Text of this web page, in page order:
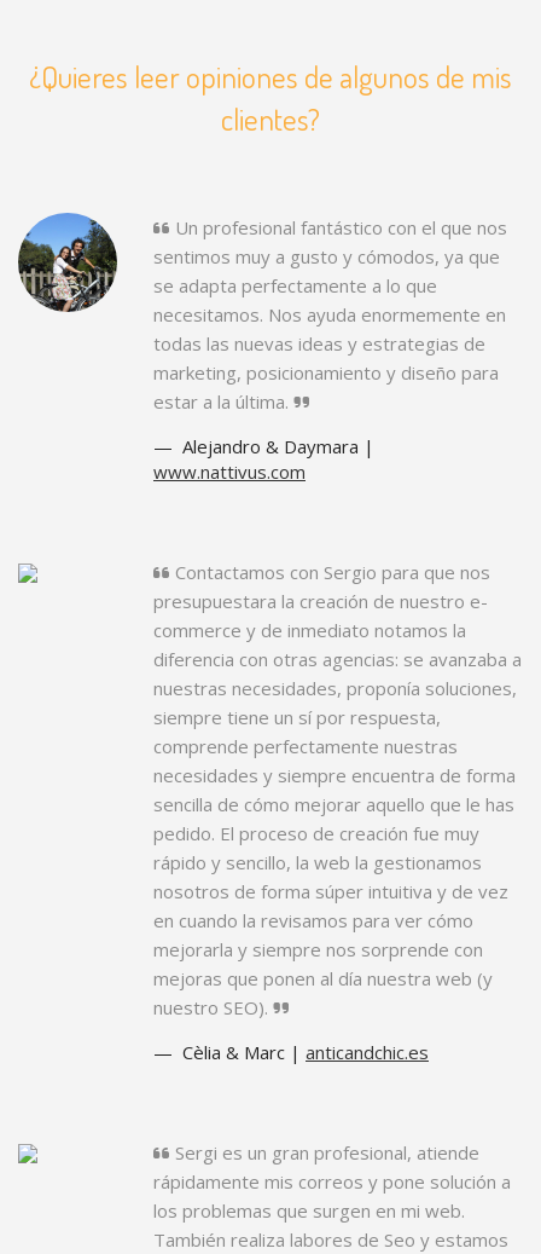
¿Quieres leer opiniones de algunos de mis
clientes?
Un profesional fantástico con el que nos
sentimos muy a gusto y cómodos, ya que
se adapta perfectamente a lo que
necesitamos. Nos ayuda enormemente en
todas las nuevas ideas y estrategias de
marketing, posicionamiento y diseño para
estar a la última.
Alejandro & Daymara |
www.nattivus.com
Contactamos con Sergio para que nos
presupuestara la creación de nuestro e-
commerce y de inmediato notamos la
diferencia con otras agencias: se avanzaba a
nuestras necesidades, proponía soluciones,
siempre tiene un sí por respuesta,
comprende perfectamente nuestras
necesidades y siempre encuentra de forma
sencilla de cómo mejorar aquello que le has
pedido. El proceso de creación fue muy
rápido y sencillo, la web la gestionamos
nosotros de forma súper intuitiva y de vez
en cuando la revisamos para ver cómo
mejorarla y siempre nos sorprende con
mejoras que ponen al día nuestra web (y
nuestro SEO).
Cèlia & Marc | anticandchic.es
Sergi es un gran profesional, atiende
rápidamente mis correos y pone solución a
los problemas que surgen en mi web.
También realiza labores de Seo y estamos